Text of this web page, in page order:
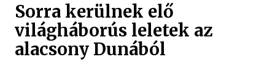
Sorra kerülnek elő
világháborús leletek az
alacsony Dunából